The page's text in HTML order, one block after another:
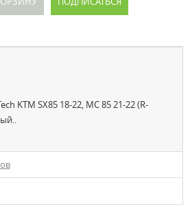
KTM SX85 18-22, MC 85 21-22 (R-